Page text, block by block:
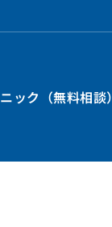
ック（無料相談）